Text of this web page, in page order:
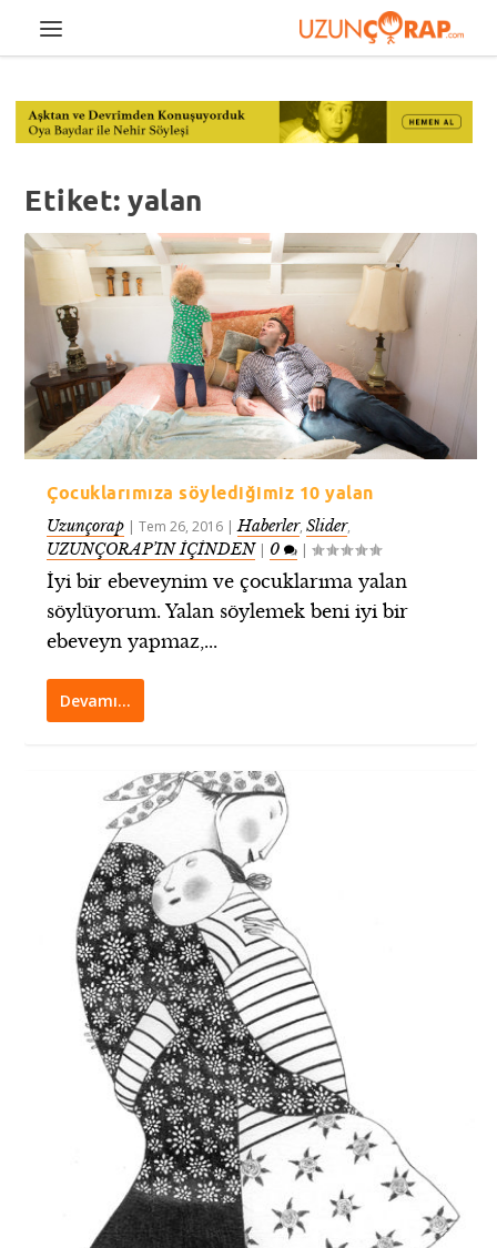
Etiket:yalan
Çocuklarımıza söylediğimiz 10 yalan
Uzunçorap |Tem 26, 2016 |Haberler,Slider,
UZUNÇORAP’IN İÇİNDEN| 0 |
İyi bir ebeveynim ve çocuklarıma yalan
söylüyorum. Yalan söylemek beni iyi bir
ebeveyn yapmaz,...
Devamı…